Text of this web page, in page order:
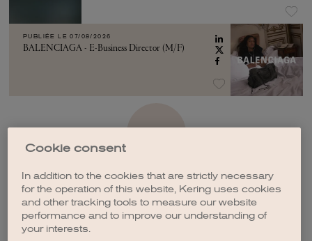
PUBLIÉE LE 07/08/2026
BALENCIAGA - E-Business Director (M/F)
CRÉER UNE ALERTE
Cookie consent
In addition to the cookies that are strictly necessary
for the operation of this website, Kering uses cookies
and other tracking tools to measure our website
performance and to improve our understanding of
your interests.